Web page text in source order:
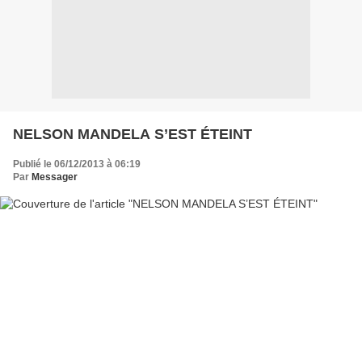
NELSON MANDELA S’EST ÉTEINT
Publié le 06/12/2013 à 06:19
Par Messager